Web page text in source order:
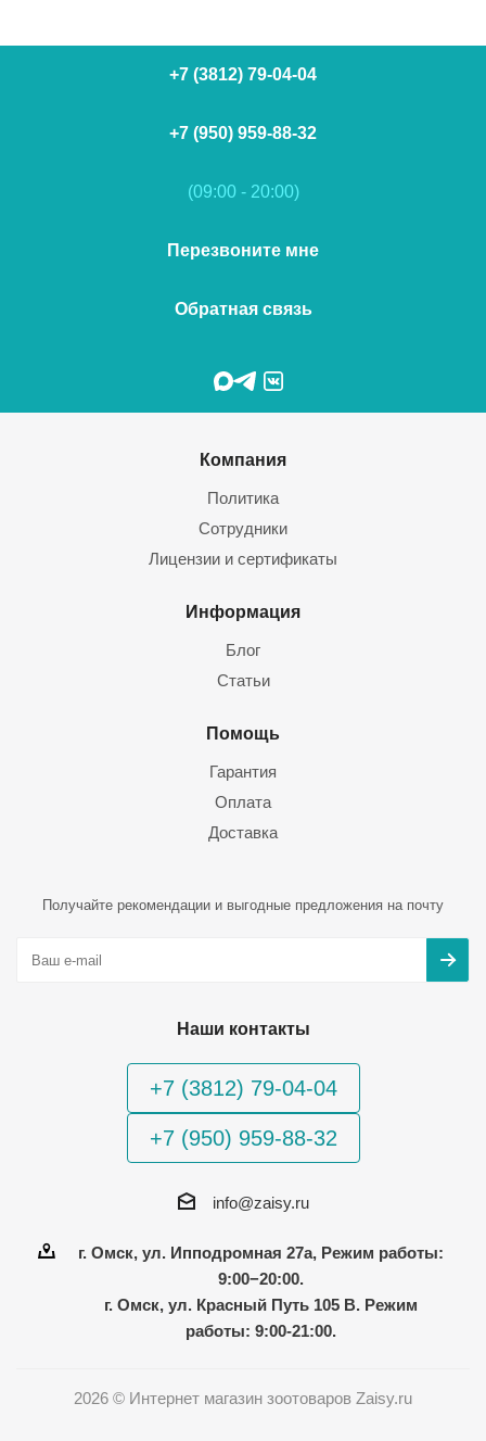
+7 (3812) 79-04-04
+7 (950) 959-88-32
(09:00 - 20:00)
Перезвоните мне
Обратная связь
Компания
Политика
Сотрудники
Лицензии и сертификаты
Информация
Блог
Статьи
Помощь
Гарантия
Оплата
Доставка
Получайте рекомендации и выгодные предложения на почту
Наши контакты
+7 (3812) 79-04-04
+7 (950) 959-88-32
info@zaisy.ru
г. Омск, ул. Ипподромная 27а, Режим работы:
9:00−20:00.
г. Омск, ул. Красный Путь 105 В. Режим
работы: 9:00-21:00.
2026 © Интернет магазин зоотоваров Zaisy.ru